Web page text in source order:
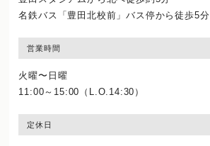
名鉄バス「豊田北校前」バス停から徒歩5分
営業時間
火曜〜日曜
11:00～15:00（L.O.14:30）
定休日